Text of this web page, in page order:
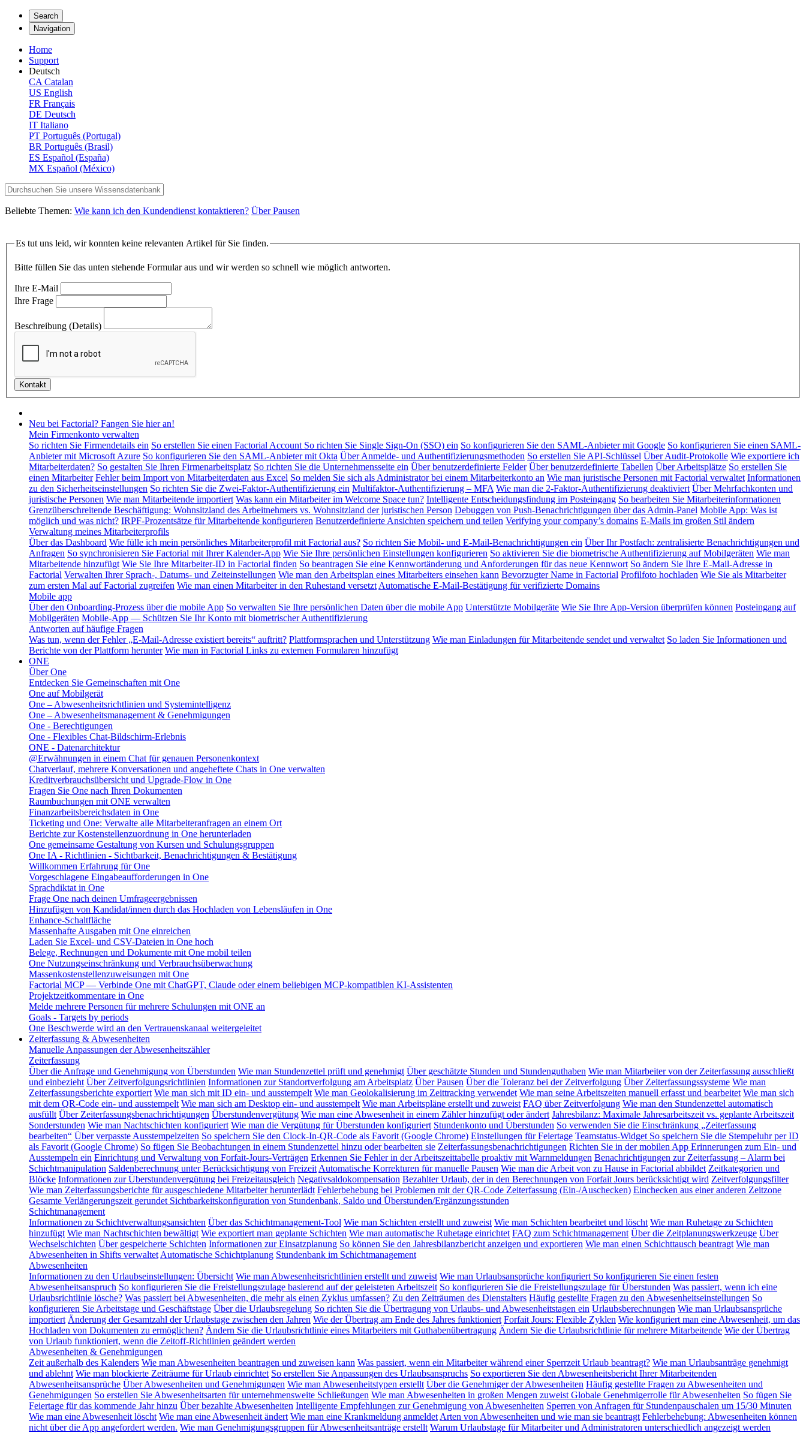
Search
Navigation
Home
Support
Deutsch
CA Catalan
US English
FR Français
DE Deutsch
IT Italiano
PT Português (Portugal)
BR Português (Brasil)
ES Español (España)
MX Español (México)
Beliebte Themen: Wie kann ich den Kundendienst kontaktieren? Über Pausen
Es tut uns leid, wir konnten keine relevanten Artikel für Sie finden.
Bitte füllen Sie das unten stehende Formular aus und wir werden so schnell wie möglich antworten.
Ihre E-Mail
Ihre Frage
Beschreibung (Details)
Neu bei Factorial? Fangen Sie hier an!
Mein Firmenkonto verwalten
So richten Sie Firmendetails ein So erstellen Sie einen Factorial Account So richten Sie Single Sign-On (SSO) ein So konfigurieren Sie den SAML-Anbieter mit Google So konfigurieren Sie einen SAML-
Anbieter mit Microsoft Azure So konfigurieren Sie den SAML-Anbieter mit Okta Über Anmelde- und Authentifizierungsmethoden So erstellen Sie API-Schlüssel Über Audit-Protokolle Wie exportiere ich
Mitarbeiterdaten? So gestalten Sie Ihren Firmenarbeitsplatz So richten Sie die Unternehmensseite ein Über benutzerdefinierte Felder Über benutzerdefinierte Tabellen Über Arbeitsplätze So erstellen Sie
einen Mitarbeiter Fehler beim Import von Mitarbeiterdaten aus Excel So melden Sie sich als Administrator bei einem Mitarbeiterkonto an Wie man juristische Personen mit Factorial verwaltet Informationen
zu den Sicherheitseinstellungen So richten Sie die Zwei-Faktor-Authentifizierung ein Multifaktor-Authentifizierung – MFA Wie man die 2-Faktor-Authentifizierung deaktiviert Über Mehrfachkonten und
juristische Personen Wie man Mitarbeitende importiert Was kann ein Mitarbeiter im Welcome Space tun? Intelligente Entscheidungsfindung im Posteingang So bearbeiten Sie Mitarbeiterinformationen
Grenzüberschreitende Beschäftigung: Wohnsitzland des Arbeitnehmers vs. Wohnsitzland der juristischen Person Debuggen von Push-Benachrichtigungen über das Admin-Panel Mobile App: Was ist
möglich und was nicht? IRPF-Prozentsätze für Mitarbeitende konfigurieren Benutzerdefinierte Ansichten speichern und teilen Verifying your company’s domains E-Mails im großen Stil ändern
Verwaltung meines Mitarbeiterprofils
Über das Dashboard Wie fülle ich mein persönliches Mitarbeiterprofil mit Factorial aus? So richten Sie Mobil- und E-Mail-Benachrichtigungen ein Über Ihr Postfach: zentralisierte Benachrichtigungen und
Anfragen So synchronisieren Sie Factorial mit Ihrer Kalender-App Wie Sie Ihre persönlichen Einstellungen konfigurieren So aktivieren Sie die biometrische Authentifizierung auf Mobilgeräten Wie man
Mitarbeitende hinzufügt Wie Sie Ihre Mitarbeiter-ID in Factorial finden So beantragen Sie eine Kennwortänderung und Anforderungen für das neue Kennwort So ändern Sie Ihre E-Mail-Adresse in
Factorial Verwalten Ihrer Sprach-, Datums- und Zeiteinstellungen Wie man den Arbeitsplan eines Mitarbeiters einsehen kann Bevorzugter Name in Factorial Profilfoto hochladen Wie Sie als Mitarbeiter
zum ersten Mal auf Factorial zugreifen Wie man einen Mitarbeiter in den Ruhestand versetzt Automatische E-Mail-Bestätigung für verifizierte Domains
Mobile app
Über den Onboarding-Prozess über die mobile App So verwalten Sie Ihre persönlichen Daten über die mobile App Unterstützte Mobilgeräte Wie Sie Ihre App-Version überprüfen können Posteingang auf
Mobilgeräten Mobile-App — Schützen Sie Ihr Konto mit biometrischer Authentifizierung
Antworten auf häufige Fragen
Was tun, wenn der Fehler „E-Mail-Adresse existiert bereits“ auftritt? Plattformsprachen und Unterstützung Wie man Einladungen für Mitarbeitende sendet und verwaltet So laden Sie Informationen und
Berichte von der Plattform herunter Wie man in Factorial Links zu externen Formularen hinzufügt
ONE
Über One
Entdecken Sie Gemeinschaften mit One
One auf Mobilgerät
One – Abwesenheitsrichtlinien und Systemintelligenz
One – Abwesenheitsmanagement & Genehmigungen
One - Berechtigungen
One - Flexibles Chat-Bildschirm-Erlebnis
ONE - Datenarchitektur
@Erwähnungen in einem Chat für genauen Personenkontext
Chatverlauf, mehrere Konversationen und angeheftete Chats in One verwalten
Kreditverbrauchsübersicht und Upgrade-Flow in One
Fragen Sie One nach Ihren Dokumenten
Raumbuchungen mit ONE verwalten
Finanzarbeitsbereichsdaten in One
Ticketing und One: Verwalte alle Mitarbeiteranfragen an einem Ort
Berichte zur Kostenstellenzuordnung in One herunterladen
One gemeinsame Gestaltung von Kursen und Schulungsgruppen
One IA - Richtlinien - Sichtbarkeit, Benachrichtigungen & Bestätigung
Willkommen Erfahrung für One
Vorgeschlagene Eingabeaufforderungen in One
Sprachdiktat in One
Frage One nach deinen Umfrageergebnissen
Hinzufügen von Kandidat/innen durch das Hochladen von Lebensläufen in One
Enhance-Schaltfläche
Massenhafte Ausgaben mit One einreichen
Laden Sie Excel- und CSV-Dateien in One hoch
Belege, Rechnungen und Dokumente mit One mobil teilen
One Nutzungseinschränkung und Verbrauchsüberwachung
Massenkostenstellenzuweisungen mit One
Factorial MCP — Verbinde One mit ChatGPT, Claude oder einem beliebigen MCP-kompatiblen KI-Assistenten
Projektzeitkommentare in One
Melde mehrere Personen für mehrere Schulungen mit ONE an
Goals - Targets by periods
One Beschwerde wird an den Vertrauenskanaal weitergeleitet
Zeiterfassung & Abwesenheiten
Manuelle Anpassungen der Abwesenheitszähler
Zeiterfassung
Über die Anfrage und Genehmigung von Überstunden Wie man Stundenzettel prüft und genehmigt Über geschätzte Stunden und Stundenguthaben Wie man Mitarbeiter von der Zeiterfassung ausschließt
und einbezieht Über Zeitverfolgungsrichtlinien Informationen zur Standortverfolgung am Arbeitsplatz Über Pausen Über die Toleranz bei der Zeitverfolgung Über Zeiterfassungssysteme Wie man
Zeiterfassungsberichte exportiert Wie man sich mit ID ein- und ausstempelt Wie man Geolokalisierung im Zeittracking verwendet Wie man seine Arbeitszeiten manuell erfasst und bearbeitet Wie man sich
mit dem QR-Code ein- und ausstempelt Wie man sich am Desktop ein- und ausstempelt Wie man Arbeitspläne erstellt und zuweist FAQ über Zeitverfolgung Wie man den Stundenzettel automatisch
ausfüllt Über Zeiterfassungsbenachrichtigungen Überstundenvergütung Wie man eine Abwesenheit in einem Zähler hinzufügt oder ändert Jahresbilanz: Maximale Jahresarbeitszeit vs. geplante Arbeitszeit
Sonderstunden Wie man Nachtschichten konfiguriert Wie man die Vergütung für Überstunden konfiguriert Stundenkonto und Überstunden So verwenden Sie die Einschränkung „Zeiterfassung
bearbeiten“ Über verpasste Ausstempelzeiten So speichern Sie den Clock-In-QR-Code als Favorit (Google Chrome) Einstellungen für Feiertage Teamstatus-Widget So speichern Sie die Stempeluhr per ID
als Favorit (Google Chrome) So fügen Sie Beobachtungen in einem Stundenzettel hinzu oder bearbeiten sie Zeiterfassungsbenachrichtigungen Richten Sie in der mobilen App Erinnerungen zum Ein- und
Ausstempeln ein Einrichtung und Verwaltung von Forfait-Jours-Verträgen Erkennen Sie Fehler in der Arbeitszeittabelle proaktiv mit Warnmeldungen Benachrichtigungen zur Zeiterfassung – Alarm bei
Schichtmanipulation Saldenberechnung unter Berücksichtigung von Freizeit Automatische Korrekturen für manuelle Pausen Wie man die Arbeit von zu Hause in Factorial abbildet Zeitkategorien und
Blöcke Informationen zur Überstundenvergütung bei Freizeitausgleich Negativsaldokompensation Bezahlter Urlaub, der in den Berechnungen von Forfait Jours berücksichtigt wird Zeitverfolgungsfilter
Wie man Zeiterfassungsberichte für ausgeschiedene Mitarbeiter herunterlädt Fehlerbehebung bei Problemen mit der QR-Code Zeiterfassung (Ein-/Auschecken) Einchecken aus einer anderen Zeitzone
Gesamte Verlängerungszeit gerundet Sichtbarkeitskonfiguration von Stundenbank, Saldo und Überstunden/Ergänzungsstunden
Schichtmanagement
Informationen zu Schichtverwaltungsansichten Über das Schichtmanagement-Tool Wie man Schichten erstellt und zuweist Wie man Schichten bearbeitet und löscht Wie man Ruhetage zu Schichten
hinzufügt Wie man Nachtschichten bewältigt Wie exportiert man geplante Schichten Wie man automatische Ruhetage einrichtet FAQ zum Schichtmanagement Über die Zeitplanungswerkzeuge Über
Wechselschichten Über gespeicherte Schichten Informationen zur Einsatzplanung So können Sie den Jahresbilanzbericht anzeigen und exportieren Wie man einen Schichttausch beantragt Wie man
Abwesenheiten in Shifts verwaltet Automatische Schichtplanung Stundenbank im Schichtmanagement
Abwesenheiten
Informationen zu den Urlaubseinstellungen: Übersicht Wie man Abwesenheitsrichtlinien erstellt und zuweist Wie man Urlaubsansprüche konfiguriert So konfigurieren Sie einen festen
Abwesenheitsanspruch So konfigurieren Sie die Freistellungszulage basierend auf der geleisteten Arbeitszeit So konfigurieren Sie die Freistellungszulage für Überstunden Was passiert, wenn ich eine
Urlaubsrichtlinie lösche? Was passiert bei Abwesenheiten, die mehr als einen Zyklus umfassen? Zu den Zeiträumen des Dienstalters Häufig gestellte Fragen zu den Abwesenheitseinstellungen So
konfigurieren Sie Arbeitstage und Geschäftstage Über die Urlaubsregelung So richten Sie die Übertragung von Urlaubs- und Abwesenheitstagen ein Urlaubsberechnungen Wie man Urlaubsansprüche
importiert Änderung der Gesamtzahl der Urlaubstage zwischen den Jahren Wie der Übertrag am Ende des Jahres funktioniert Forfait Jours: Flexible Zyklen Wie konfiguriert man eine Abwesenheit, um das
Hochladen von Dokumenten zu ermöglichen? Ändern Sie die Urlaubsrichtlinie eines Mitarbeiters mit Guthabenübertragung Ändern Sie die Urlaubsrichtlinie für mehrere Mitarbeitende Wie der Übertrag
von Urlaub funktioniert, wenn die Zeitoff-Richtlinien geändert werden
Abwesenheiten & Genehmigungen
Zeit außerhalb des Kalenders Wie man Abwesenheiten beantragen und zuweisen kann Was passiert, wenn ein Mitarbeiter während einer Sperrzeit Urlaub beantragt? Wie man Urlaubsanträge genehmigt
und ablehnt Wie man blockierte Zeiträume für Urlaub einrichtet So erstellen Sie Anpassungen des Urlaubsanspruchs So exportieren Sie den Abwesenheitsbericht Ihrer Mitarbeitenden
Abwesenheitsansprüche Über Abwesenheiten und Genehmigungen Wie man Abwesenheitstypen erstellt Über die Genehmiger der Abwesenheiten Häufig gestellte Fragen zu Abwesenheiten und
Genehmigungen So erstellen Sie Abwesenheitsarten für unternehmensweite Schließungen Wie man Abwesenheiten in großen Mengen zuweist Globale Genehmigerrolle für Abwesenheiten So fügen Sie
Feiertage für das kommende Jahr hinzu Über bezahlte Abwesenheiten Intelligente Empfehlungen zur Genehmigung von Abwesenheiten Sperren von Anfragen für Stundenpauschalen um 15/30 Minuten
Wie man eine Abwesenheit löscht Wie man eine Abwesenheit ändert Wie man eine Krankmeldung anmeldet Arten von Abwesenheiten und wie man sie beantragt Fehlerbehebung: Abwesenheiten können
nicht über die App angefordert werden. Wie man Genehmigungsgruppen für Abwesenheitsanträge erstellt Warum Urlaubstage für Mitarbeiter und Administratoren unterschiedlich angezeigt werden